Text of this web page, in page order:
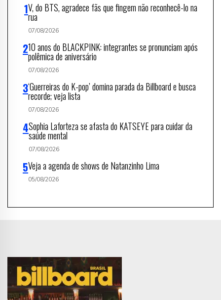
V, do BTS, agradece fãs que fingem não reconhecê-lo na
rua
07/08/2026
10 anos do BLACKPINK: integrantes se pronunciam após
polêmica de aniversário
07/08/2026
‘Guerreiras do K-pop’ domina parada da Billboard e busca
recorde; veja lista
07/08/2026
Sophia Laforteza se afasta do KATSEYE para cuidar da
saúde mental
07/08/2026
Veja a agenda de shows de Natanzinho Lima
05/08/2026